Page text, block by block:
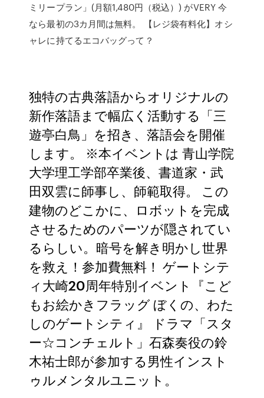
ミリープラン」(月額1,480円（税込）) がVERY 今
なら最初の3カ月間は無料。 【レジ袋有料化】オシ
ャレに持てるエコバッグって？
独特の古典落語からオリジナルの
新作落語まで幅広く活動する「三
遊亭白鳥」を招き、落語会を開催
します。 ※本イベントは 青山学院
大学理工学部卒業後、書道家・武
田双雲に師事し、師範取得。 この
建物のどこかに、ロボットを完成
させるためのパーツが隠されてい
るらしい。暗号を解き明かし世界
を救え！参加費無料！ ゲートシテ
ィ大崎20周年特別イベント『こど
もお絵かきフラッグ ぼくの、わた
しのゲートシティ』 ドラマ「スタ
ー☆コンチェルト」石森奏役の鈴
木祐士郎が参加する男性インスト
ゥルメンタルユニット。